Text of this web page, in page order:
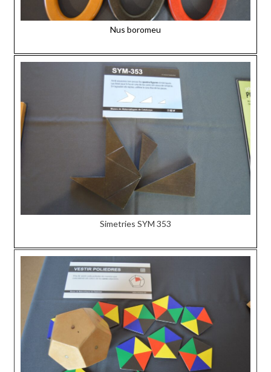
Nus boromeu
Simetries SYM 353